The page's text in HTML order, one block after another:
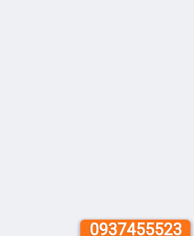
0937455523